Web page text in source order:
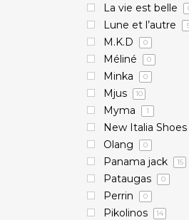
La vie est belle
Lune et l’autre
M.K.D 0
Méliné 0
Minka 0
Mjus 10
Myma 1
New Italia Shoes
Olang 0
Panama jack 15
Pataugas 0
Perrin 0
Pikolinos 14